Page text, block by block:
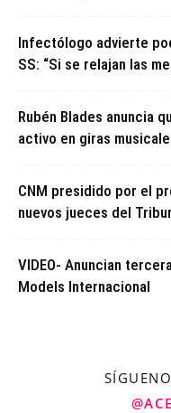
Infectólogo advierte
SS: “Si se relajan las
Rubén Blades anuncia
activo en giras
CNM presidido por el
nuevos jueces del
VIDEO- Anuncian
Models Internacional